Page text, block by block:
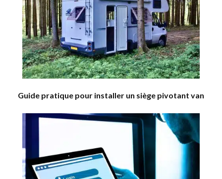
Guide pratique pour installer un siège pivotant van